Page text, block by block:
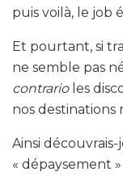
puis voilà, le job
Et pourtant, si
ne semble pas
contrarioles
nos
Ainsi
« dépaysement